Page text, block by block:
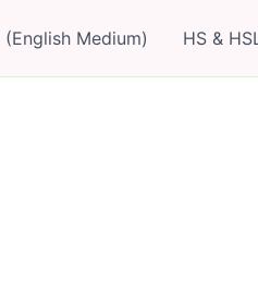
(English Medium) HS &